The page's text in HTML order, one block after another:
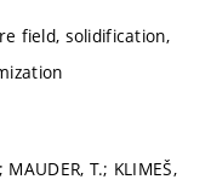
field, solidification,
MAUDER, T.; KLIMEŠ,